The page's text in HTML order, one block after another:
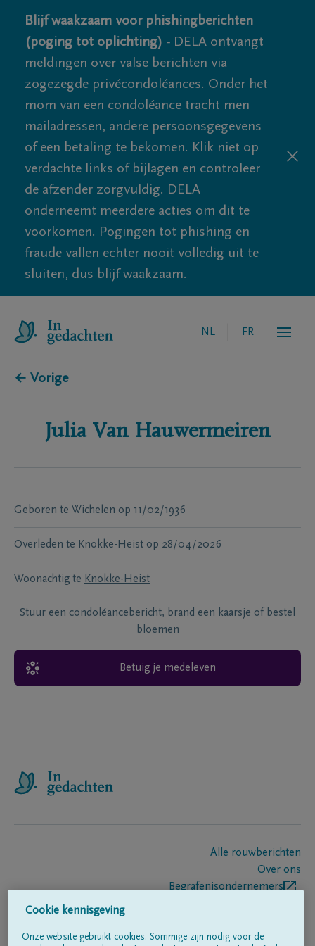
Blijf waakzaam voor phishingberichten
(poging tot oplichting) - DELA ontvangt
meldingen over valse berichten via
zogezegde privécondoléances. Onder het
mom van een condoléance tracht men
mailadressen, andere persoonsgegevens
of een betaling te bekomen. Klik niet op
verdachte links of bijlagen en controleer
de afzender zorgvuldig. DELA
onderneemt meerdere acties om dit te
voorkomen. Pogingen tot phishing en
fraude vallen echter nooit volledig uit te
sluiten, dus blijf waakzaam.
NL FR
← Vorige
Julia Van Hauwermeiren
Geboren te Wichelen op 11/02/1936
Overleden te Knokke-Heist op 28/04/2026
Woonachtig te Knokke-Heist
Stuur een condoléancebericht, brand een kaarsje of bestel
bloemen
Betuig je medeleven
Alle rouwberichten
Over ons
Begrafenisondernemers
Cookie kennisgeving
Onze website gebruikt cookies. Sommige zijn nodig voor de